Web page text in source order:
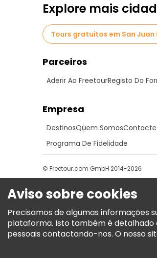
Explore mais
Tours gratuitos em San Juan
Parceiros
Aderir Ao FreetourRegisto Do
Empresa
DestinosQuem Somos
Programa De Fidelidade
© Freetour.com GmbH 2014-2026
Aviso sobre cookies
Precisamos de algumas informações
plataforma. Isto também é detalhado
pessoais contactando-nos. O nosso